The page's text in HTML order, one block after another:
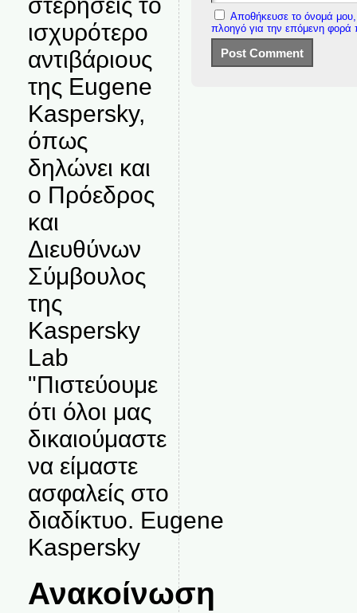
ισχυρότερο
αντιβάριους
της Eugene
Kaspersky,
όπως
δηλώνει και
ο Πρόεδρος
και
Διευθύνων
Σύμβουλος
της
Kaspersky
Lab
"Πιστεύουμε
ότι όλοι μας
δικαιούμαστε
να είμαστε
ασφαλείς στο
διαδίκτυο. Eugene
Kaspersky
Ανακοίνωση
Αποθήκευσε το όνομά μου,
πλοηγό για την επόμενη